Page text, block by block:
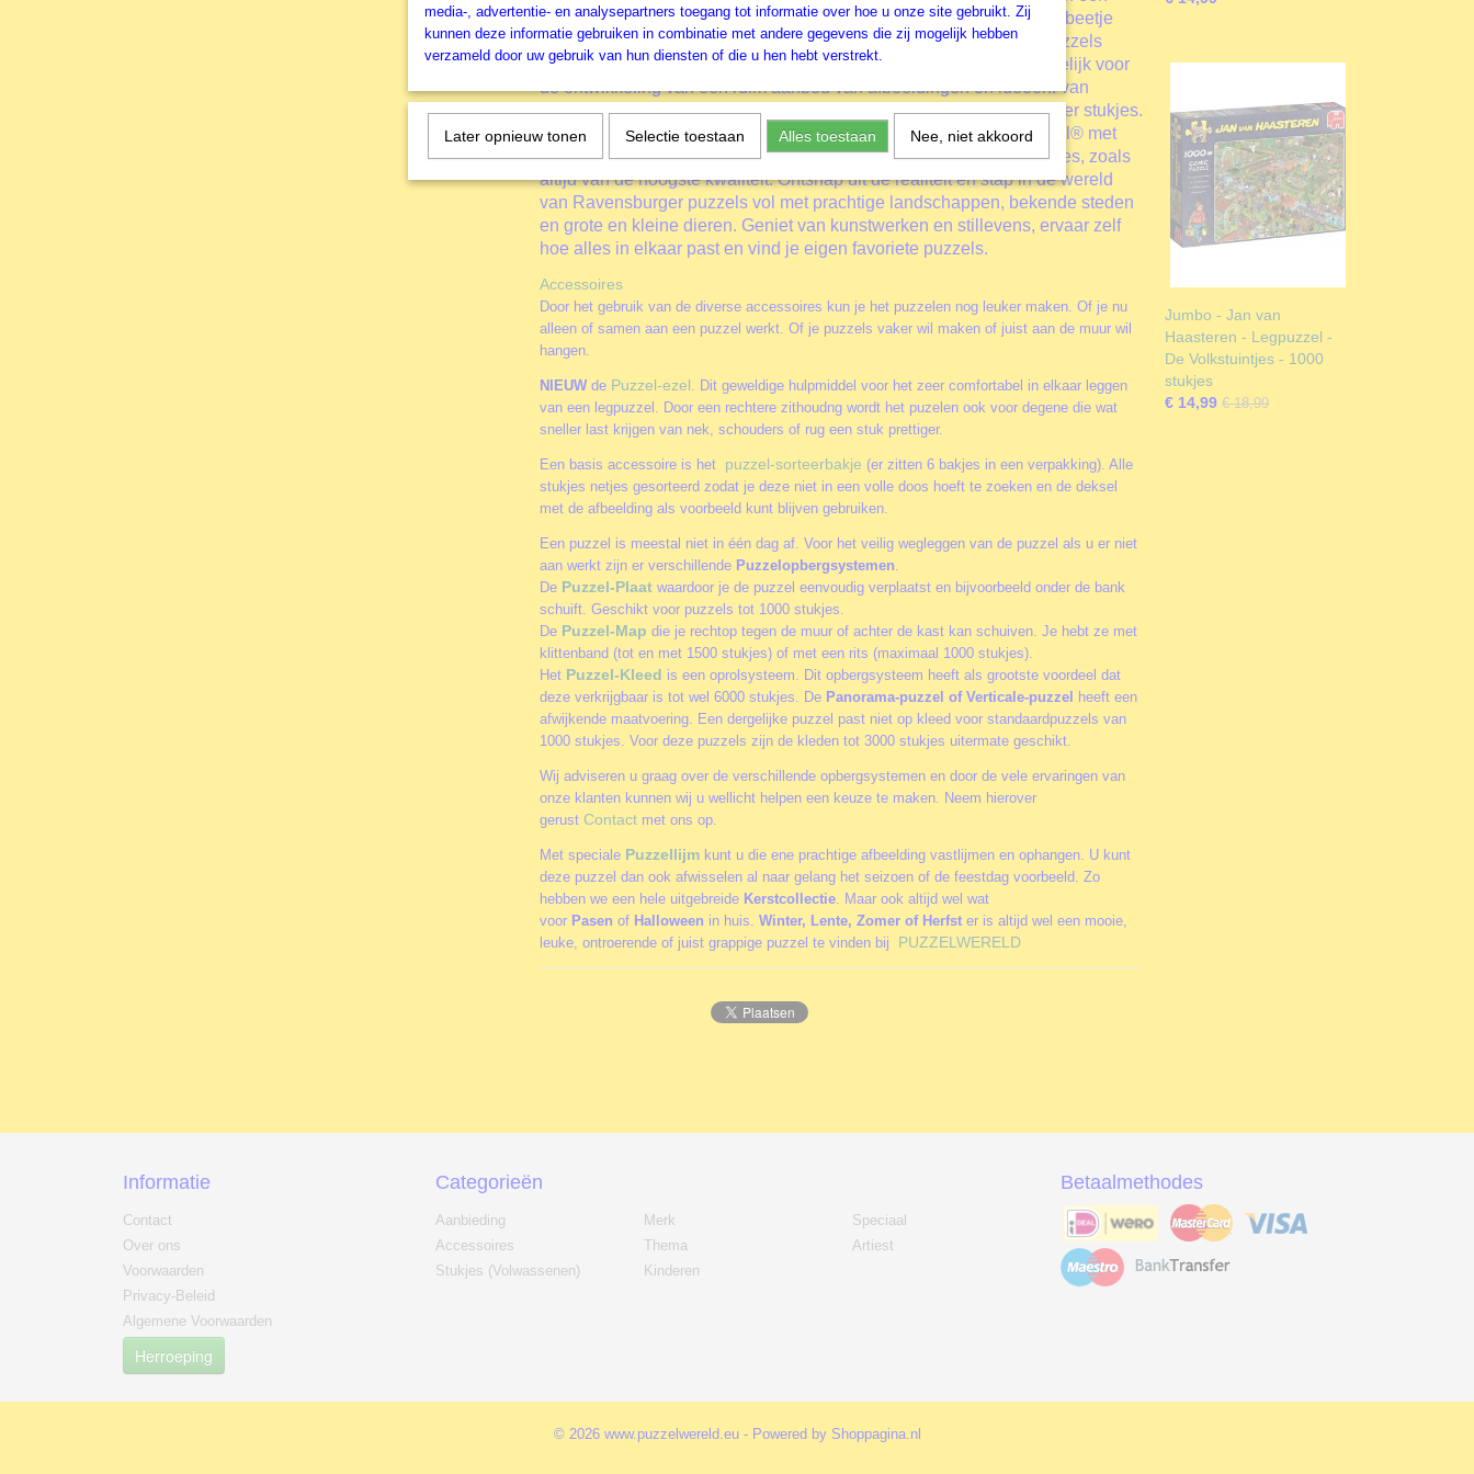
wereld tot leven komt, dan klopt het hart van de ware puzzelfan een beetje
sneller, zo ook bij dezeHaven in Greenspond . Bij Ravensburger puzzels
gebeurt dat al sinds 1891. Daarnaast is Ravensburger verantwoordelijk voor
de ontwikkeling van een ruim aanbod van afbeeldingen en ideeën: van
kinderpuzzels met vijf houten stukken, tot 500, 1000 en nog veel meer stukjes.
En wat dacht je van de prachtige decoratieve 3D-puzzels: puzzleball® met
gebogen stukjes en 3D-puzzels gebouwen met scharnierende stukjes, zoals
altijd van de hoogste kwaliteit. Ontsnap uit de realiteit en stap in de wereld
van Ravensburger puzzels vol met prachtige landschappen, bekende steden
en grote en kleine dieren. Geniet van kunstwerken en stillevens, ervaar zelf
hoe alles in elkaar past en vind je eigen favoriete puzzels.
Accessoires
Door het gebruik van de diverse accessoires kun je het puzzelen nog leuker maken. Of je nu
alleen of samen aan een puzzel werkt. Of je puzzels vaker wil maken of juist aan de muur wil
hangen.
NIEUW de Puzzel-ezel. Dit geweldige hulpmiddel voor het zeer comfortabel in elkaar leggen
van een legpuzzel. Door een rechtere zithoudng wordt het puzelen ook voor degene die wat
sneller last krijgen van nek, schouders of rug een stuk prettiger.
Een basis accessoire is het puzzel-sorteerbakje (er zitten 6 bakjes in een verpakking). Alle
stukjes netjes gesorteerd zodat je deze niet in een volle doos hoeft te zoeken en de deksel
met de afbeelding als voorbeeld kunt blijven gebruiken.
Een puzzel is meestal niet in één dag af. Voor het veilig wegleggen van de puzzel als u er niet
aan werkt zijn er verschillende Puzzelopbergsystemen.
De Puzzel-Plaat waardoor je de puzzel eenvoudig verplaatst en bijvoorbeeld onder de bank
schuift. Geschikt voor puzzels tot 1000 stukjes.
De Puzzel-Map die je rechtop tegen de muur of achter de kast kan schuiven. Je hebt ze met
klittenband (tot en met 1500 stukjes) of met een rits (maximaal 1000 stukjes).
Het Puzzel-Kleed is een oprolsysteem. Dit opbergsysteem heeft als grootste voordeel dat
deze verkrijgbaar is tot wel 6000 stukjes. De Panorama-puzzel of Verticale-puzzel
heeft een
afwijkende maatvoering. Een dergelijke puzzel past niet op kleed voor standaardpuzzels van
1000 stukjes. Voor deze puzzels zijn de kleden tot 3000 stukjes uitermate geschikt.
Wij adviseren u graag over de verschillende opbergsystemen en door de vele ervaringen van
onze klanten kunnen wij u wellicht helpen een keuze te maken. Neem hierover
gerust Contact met ons op.
Met speciale Puzzellijm kunt u die ene prachtige afbeelding vastlijmen en ophangen. U kunt
deze puzzel dan ook afwisselen al naar gelang het seizoen of de feestdag voorbeeld. Zo
hebben we een hele uitgebreide Kerstcollectie. Maar ook altijd wel wat
voor Pasen of Halloween in huis. Winter, Lente, Zomer of Herfst er is altijd wel een mooie,
leuke, ontroerende of juist grappige puzzel te vinden bij PUZZELWERELD
Jumbo - Jan van
Haasteren - Legpuzzel -
De Volkstuintjes - 1000
stukjes
€ 14,99 € 18,99
Informatie
Contact
Over ons
Voorwaarden
Privacy-Beleid
Algemene Voorwaarden
Herroeping
Categorieën
Aanbieding
Accessoires
Stukjes (Volwassenen)
Merk
Thema
Kinderen
Speciaal
Artiest
Betaalmethodes
© 2026 www.puzzelwereld.eu - Powered by Shoppagina.nl
media-, advertentie- en analysepartners toegang tot informatie over hoe u onze site gebruikt. Zij
kunnen deze informatie gebruiken in combinatie met andere gegevens die zij mogelijk hebben
verzameld door uw gebruik van hun diensten of die u hen hebt verstrekt.
Later opnieuw tonen Selectie toestaan Alles toestaan Nee, niet akkoord